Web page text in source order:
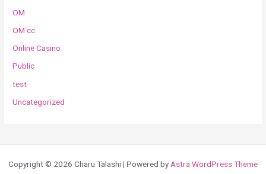
OM
OM cc
Online Casino
Public
test
Uncategorized
Copyright © 2026 Charu Talashi | Powered by Astra WordPress Theme